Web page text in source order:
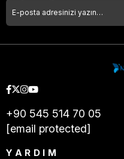
+90 545 514 70 05
[email protected]
YARDIM